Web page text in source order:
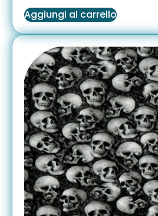
Aggiungi al carrello